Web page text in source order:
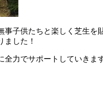
子供たちと楽しく芝生を
ました！
力でサポートしていきま